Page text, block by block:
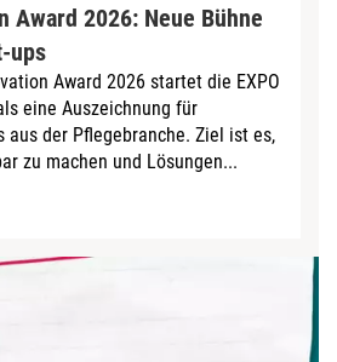
Award 2026: Neue Bühne
ups
Award 2026 startet die EXPO
eine Auszeichnung für
aus der Pflegebranche. Ziel ist es,
zu machen und Lösungen...